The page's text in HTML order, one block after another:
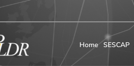
Home SESCAP
×